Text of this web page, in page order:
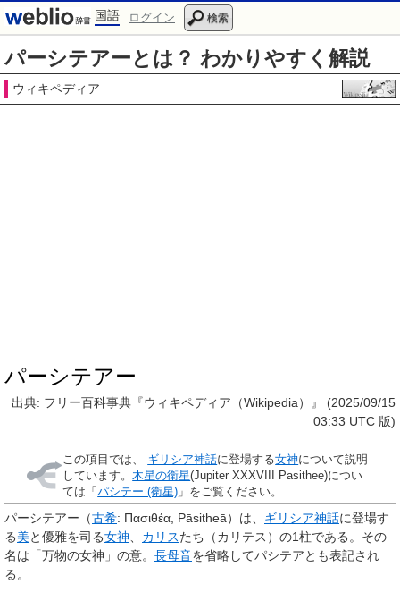
国語 ログイン 検索
パーシテアーとは？ わかりやすく解説
ウィキペディア
パーシテアー
出典: フリー百科事典『ウィキペディア（Wikipedia）』 (2025/09/15
03:33 UTC 版)
この項目では、 ギリシア神話に登場する女神について説明
しています。 木星の衛星(Jupiter XXXVIII Pasithee)につい
ては「パシテー (衛星) 」をご覧ください。
パーシテアー （古希: Πασιθέα Pāsitheā）は、 ギリシア神話に登場す
る美と優雅を司る女神 カリスたち（カリテス）の1柱である。その
名は「万物の女神」の意。 長母音を省略してパシテアとも表記され
る。